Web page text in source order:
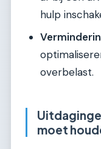
hulp
overbelast.
moet